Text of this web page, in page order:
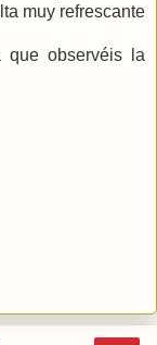
muy refrescante
observéis la